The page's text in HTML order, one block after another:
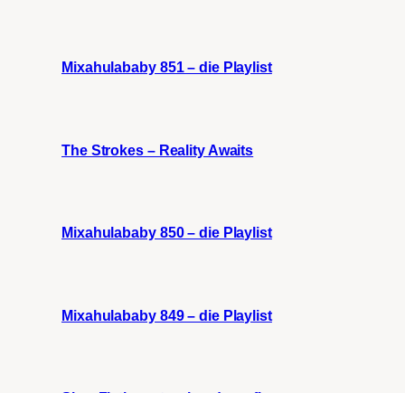
Mixahulababy 851 – die Playlist
The Strokes – Reality Awaits
Mixahulababy 850 – die Playlist
Mixahulababy 849 – die Playlist